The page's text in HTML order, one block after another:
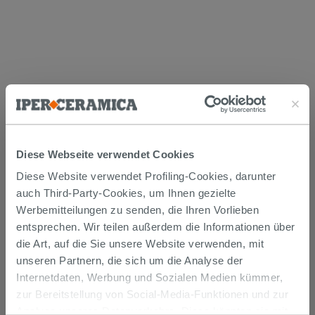
Diese Webseite verwendet Cookies
Diese Website verwendet Profiling-Cookies, darunter
auch Third-Party-Cookies, um Ihnen gezielte
Werbemitteilungen zu senden, die Ihren Vorlieben
entsprechen. Wir teilen außerdem die Informationen über
die Art, auf die Sie unsere Website verwenden, mit
unseren Partnern, die sich um die Analyse der
Internetdaten, Werbung und Sozialen Medien kümmer,
zur Bereitstellung von Social-Media-Funktionen und zur
Versand
Werktagen ab der Auftragsbestätigung zum Versand
gebracht.
Musterstücke werden normalerweise innerhalb von
Tagen geliefert.
Der Versand der online gekauften Produkte wird
verfolgt und wir rufen Sie an, um das Lieferdatum zu
vereinbaren. Die Lieferung erfolgt frei Bordsteinkante.
Nähere Informationen finden Sie im Abschnitt
Lieferzeiten und -kosten.